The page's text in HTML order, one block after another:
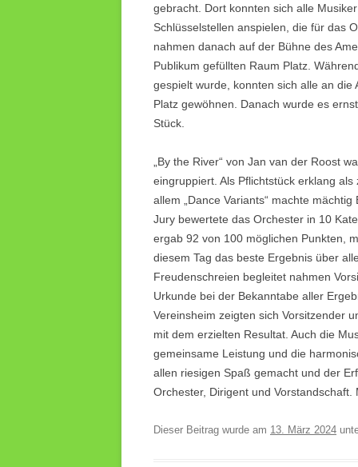
gebracht. Dort konnten sich alle
Schlüsselstellen anspielen, die für das
nahmen danach auf der Bühne des
Publikum gefüllten Raum Platz.
gespielt wurde, konnten sich alle an
Platz gewöhnen. Danach wurde es
Stück.
„By the River“ von Jan van der Roost
eingruppiert. Als Pflichtstück erklang als
allem „Dance Variants“ machte
Jury bewertete das Orchester in 10
ergab 92 von 100 möglichen Punkten,
diesem Tag das beste Ergebnis über
Freudenschreien begleitet nahmen
Urkunde bei der Bekanntabe aller
Vereinsheim zeigten sich Vorsitzender
mit dem erzielten Resultat. Auch die
gemeinsame Leistung und die
allen riesigen Spaß gemacht und der
Orchester, Dirigent und
Dieser Beitrag wurde am 13. März 2024